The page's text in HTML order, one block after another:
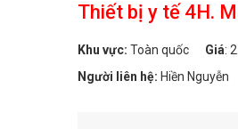
Thiết bị y tế 4H.
Khu vực: Toàn quốc Giá:
Người liên hệ: Hiền Nguyễn